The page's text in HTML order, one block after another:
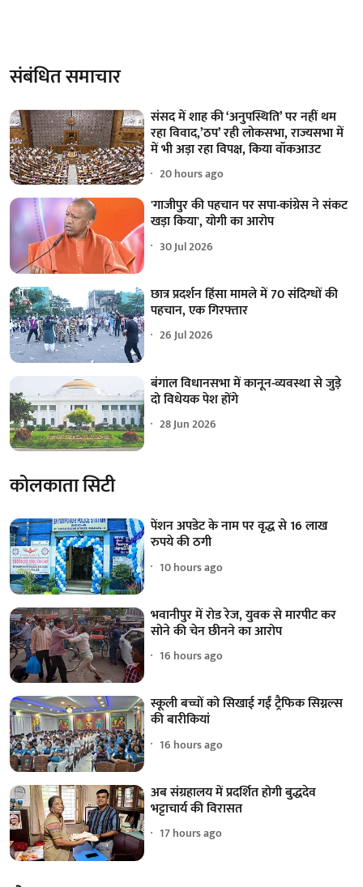
संबंधित समाचार
संसद में शाह की ‘अनुपस्थिति’ पर नहीं थम
रहा विवाद,’ठप’ रही लोकसभा, राज्यसभा में
में भी अड़ा रहा विपक्ष, किया वॉकआउट
20 hours ago
'गाजीपुर की पहचान पर सपा-कांग्रेस ने संकट
खड़ा किया', योगी का आरोप
30 Jul 2026
छात्र प्रदर्शन हिंसा मामले में 70 संदिग्धों की
पहचान, एक गिरफ्तार
26 Jul 2026
बंगाल विधानसभा में कानून-व्यवस्था से जुड़े
दो विधेयक पेश होंगे
28 Jun 2026
कोलकाता सिटी
पेंशन अपडेट के नाम पर वृद्ध से 16 लाख
रुपये की ठगी
10 hours ago
भवानीपुर में रोड रेज, युवक से मारपीट कर
सोने की चेन छीनने का आरोप
16 hours ago
स्कूली बच्चों को सिखाई गईं ट्रैफिक सिग्नल्स
की बारीकियां
16 hours ago
अब संग्रहालय में प्रदर्शित होगी बुद्धदेव
भट्टाचार्य की विरासत
17 hours ago